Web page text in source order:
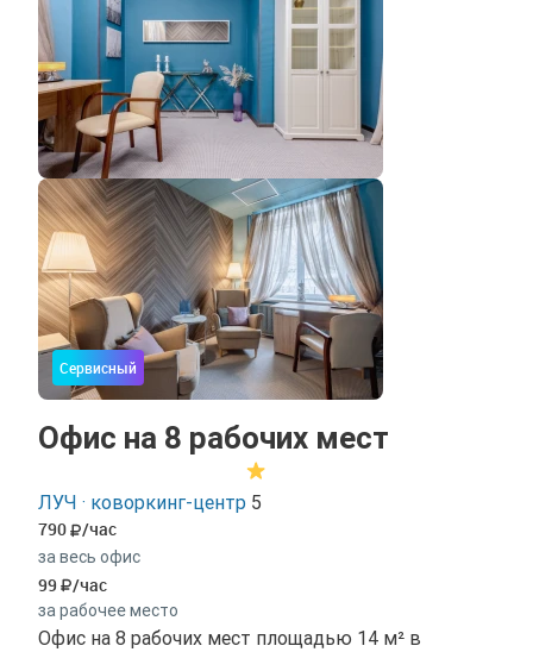
Сервисный
Офис на 8 рабочих мест
ЛУЧ · коворкинг-центр 5
790 /час
за весь офис
99 /час
за рабочее место
Офис на 8 рабочих мест площадью 14 м² в